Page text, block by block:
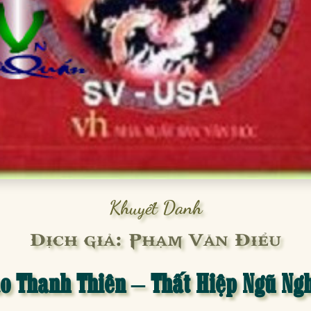
Khuyết Danh
Dịch giả: Phạm Văn Điểu
Thanh Thiên – Thất Hiệp Ngũ